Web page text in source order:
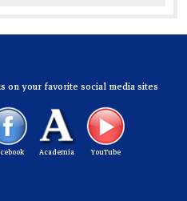
on your favorite social media sites
YouTube
Academia